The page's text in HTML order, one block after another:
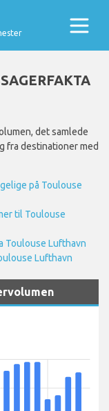
det samlede
fra destinationer med
på Toulouse
til Toulouse
Toulouse Lufthavn
Lufthavn